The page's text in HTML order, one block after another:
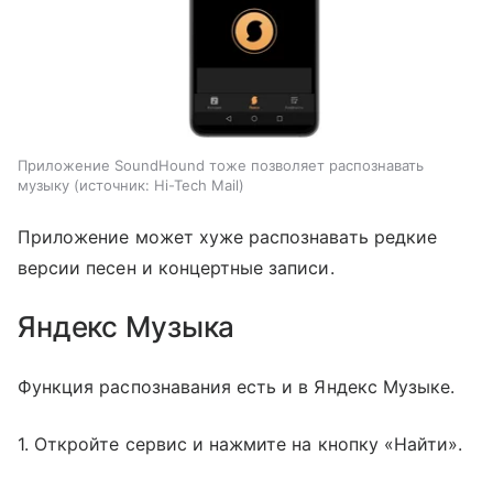
Приложение SoundHound тоже позволяет распознавать
музыку
источник: Hi-Tech Mail
Приложение может хуже распознавать редкие
версии песен и концертные записи.
Яндекс Музыка
Функция распознавания есть и в Яндекс Музыке.
1. Откройте сервис и нажмите на кнопку «Найти».